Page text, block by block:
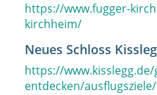
https://www.fugger-
kirchheim/
Neues Schloss Kissleg
https://
entdecken/